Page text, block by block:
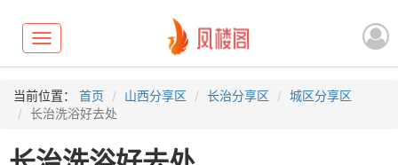
Toggle
navigation
当前位置： 首页 山西分享区 长治分享区
城区分享区
长治洗浴好去处